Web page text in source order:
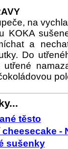
na
KOKA
a
Do
utřené
těsto
-
sušenky